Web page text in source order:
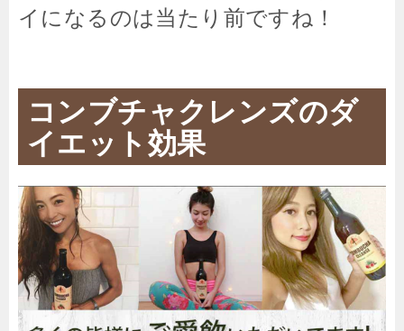
イになるのは当たり前ですね！
コンブチャクレンズのダ
イエット効果